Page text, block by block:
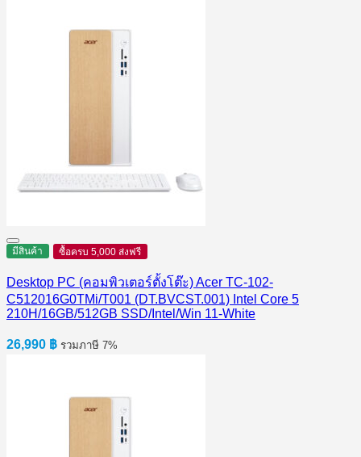
มีสินค้า ซื้อครบ 5,000 ส่งฟรี
Desktop PC (คอมพิวเตอร์ตั้งโต๊ะ) Acer TC-102-
C512016G0TMi/T001 (DT.BVCST.001) Intel Core 5
210H/16GB/512GB SSD/Intel/Win 11-White
26,990 ฿ รวมภาษี 7%